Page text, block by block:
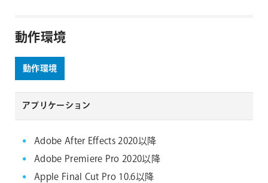
動作環境
動作環境
アプリケーション
Adobe After Effects 2020以降
Adobe Premiere Pro 2020以降
Apple Final Cut Pro 10.6以降